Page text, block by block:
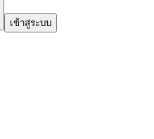
เข้าสู่ระบบ